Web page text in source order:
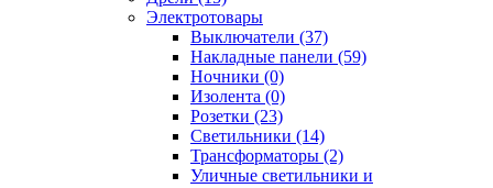
Электротовары
Выключатели (37)
Накладные панели (59)
Ночники (0)
Изолента (0)
Розетки (23)
Светильники (14)
Трансформаторы (2)
Уличные светильники и